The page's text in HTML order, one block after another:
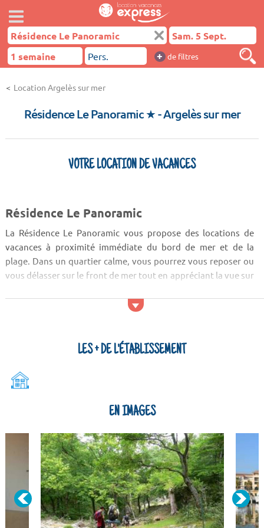
+ de filtres
Location Argelès sur mer
Résidence Le Panoramic ★- Argelès sur mer
VOTRE LOCATION DE VACANCES
Résidence Le Panoramic
La Résidence Le Panoramic vous propose des locations de
vacances à proximité immédiate du bord de mer et de la
plage. Dans un quartier calme, vous pourrez vous reposer ou
vous délasser sur le front de mer tout en appréciant la vue sur
accessibles à trois cent mètres, vous pourrez également
LES + DE L'ÉTABLISSEMENT
EN IMAGES